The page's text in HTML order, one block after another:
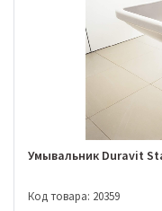
Умывальник Duravit
Код товара: 20359